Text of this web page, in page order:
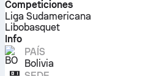
Competiciones
Liga Sudamericana
Libobasquet
Info
PAÍS
Bolivia